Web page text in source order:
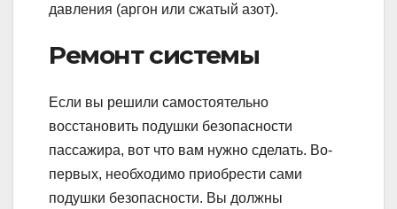
давления (аргон или сжатый азот).
Ремонт системы
Если вы решили самостоятельно
восстановить подушки безопасности
пассажира, вот что вам нужно сделать. Во-
первых, необходимо приобрести сами
подушки безопасности. Вы должны